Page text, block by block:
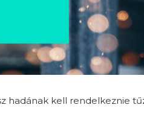
hadának kell rendelkeznie